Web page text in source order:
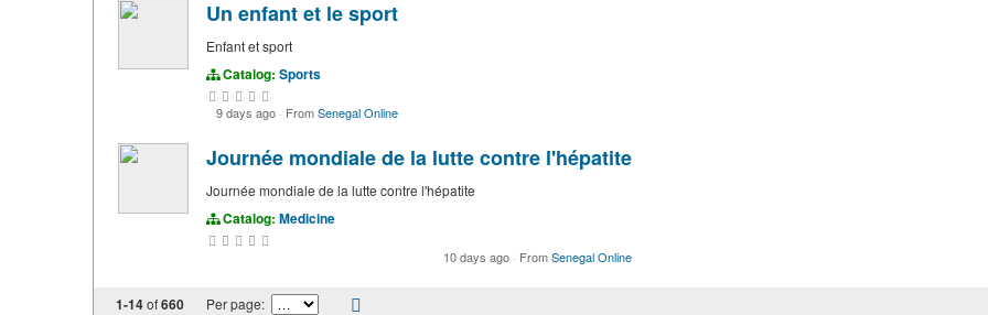
Un enfant et le sport
Enfant et sport
Catalog: Sports
9 days ago · FromSenegal Online
Journée mondiale de la lutte contre l'hépatite
Journée mondiale de la lutte contre l'hépatite
Catalog: Medicine
10 days ago · FromSenegal Online
1-14of660 Per page: